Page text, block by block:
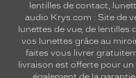
lentilles de contact,
audio Krys.com : Site de
lunettes de vue, de lentilles
vos lunettes grâce au
faites vous livrer
livraison est offerte pour